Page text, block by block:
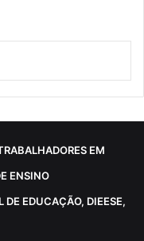
EM
ENSINO
EDUCAÇÃO, DIEESE,